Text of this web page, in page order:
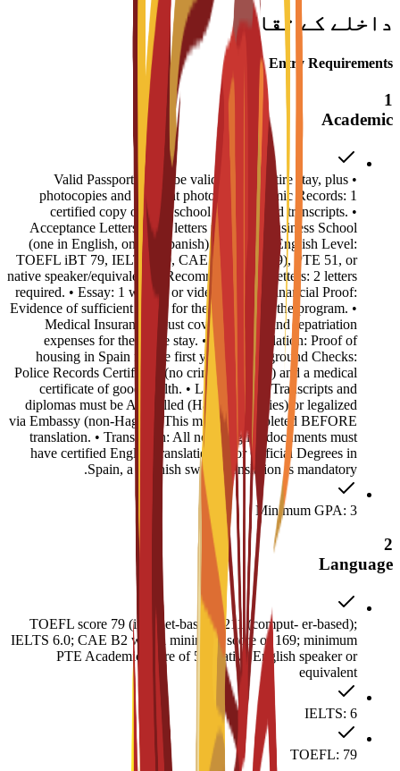
داخلے کے تقاضے
Entry Requirements
1
Academic
• Valid Passport: Must be valid for the entire stay, plus
photocopies and 4 recent photos. • Academic Records: 1
certified copy of high school diploma and transcripts. •
Acceptance Letters: Two letters from EU Business School
(one in English, one in Spanish). • Proof of English Level:
TOEFL iBT 79, IELTS 6.0, CAE B2 (min 169), PTE 51, or
native speaker/equivalent. • Recommendation Letters: 2 letters
required. • Essay: 1 written or video essay. • Financial Proof:
Evidence of sufficient funds for the duration of the program. •
Medical Insurance: Must cover medical and repatriation
expenses for the entire stay. • Accommodation: Proof of
housing in Spain for the first year. • Background Checks:
Police Records Certificate (no criminal record) and a medical
certificate of good health. • Legalization: Transcripts and
diplomas must be Apostilled (Hague countries) or legalized
via Embassy (non-Hague). This must be completed BEFORE
translation. • Translation: All non-English documents must
have certified English translations. For Official Degrees in
Spain, a Spanish sworn translation is mandatory.
Minimum GPA: 3
2
Language
TOEFL score 79 (internet-based), 211 (comput- er-based);
IELTS 6.0; CAE B2 with a minimum score of 169; minimum
PTE Academic score of 51; native English speaker or
equivalent
IELTS: 6
TOEFL: 79